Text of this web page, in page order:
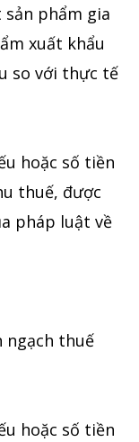
sản phẩm gia
xuất khẩu
so với thực tế
hoặc số tiền
thuế, được
pháp luật về
ngạch thuế
hoặc số tiền